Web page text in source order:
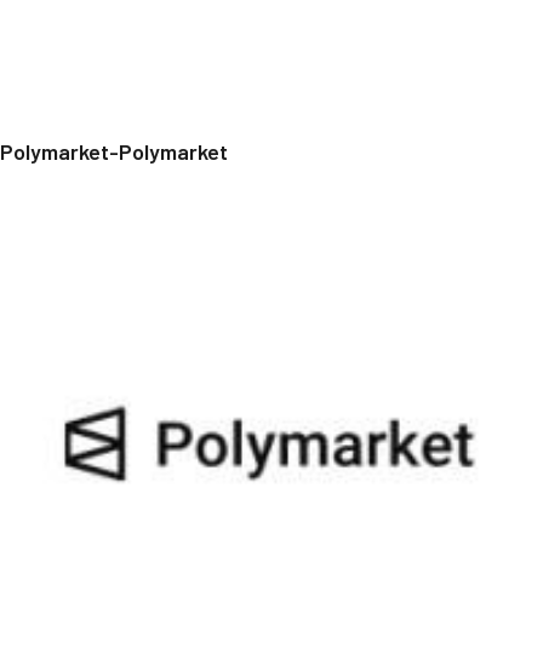
Polymarket-Polymarket